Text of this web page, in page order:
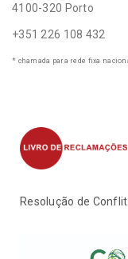
4100-320 Porto
+351 226 108 432
* chamada para rede fixa
Resolução de